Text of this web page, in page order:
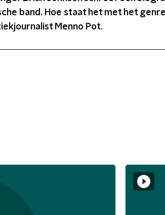
band. Hoe staat het met het
Menno Pot.